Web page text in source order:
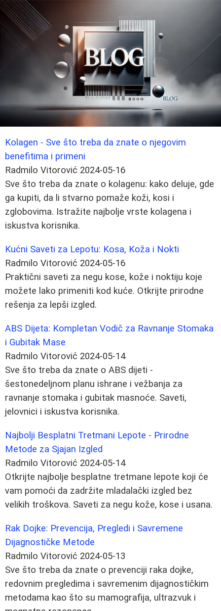
Kolagen - Sve što treba da znate o njegovim
benefitima i primeni
Radmilo Vitorović 2024-05-16
Sve što treba da znate o kolagenu: kako deluje, gde
ga kupiti, da li stvarno pomaže koži, kosi i
zglobovima. Istražite najbolje vrste kolagena i
iskustva korisnika.
Kućni Saveti za Lepotu: Kosa, Koža i Nokti
Radmilo Vitorović 2024-05-16
Praktični saveti za negu kose, kože i noktiju koje
možete lako primeniti kod kuće. Otkrijte prirodne
rešenja za lepši izgled.
ABS Dijeta: Kompletan Vodič za Ravnanje Stomaka
i Gubitak Mase
Radmilo Vitorović 2024-05-14
Sve što treba da znate o ABS dijeti -
šestonedeljnom planu ishrane i vežbanja za
ravnanje stomaka i gubitak masnoće. Saveti,
jelovnici i iskustva korisnika.
Najbolji Besplatni Tretmani Lepote - Prirodne
Metode za Sjajan Izgled
Radmilo Vitorović 2024-05-14
Otkrijte najbolje besplatne tretmane lepote koji će
vam pomoći da zadržite mladalački izgled bez
velikih troškova. Saveti za negu kože, kose i usana.
Rak Dojke: Prevencija, Pregledi i Savremene
Dijagnostičke Metode
Radmilo Vitorović 2024-05-13
Sve što treba da znate o prevenciji raka dojke,
redovnim pregledima i savremenim dijagnostičkim
metodama kao što su mamografija, ultrazvuk i